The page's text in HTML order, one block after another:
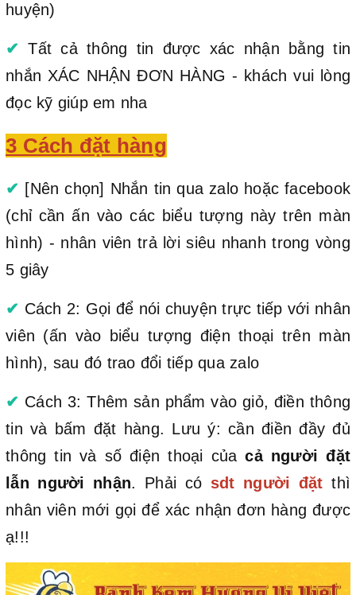
huyện)
✔ Tất cả thông tin được xác nhận bằng tin
nhắn XÁC NHẬN ĐƠN HÀNG - khách vui lòng
đọc kỹ giúp em nha
3 Cách đặt hàng
✔ [Nên chọn] Nhắn tin qua zalo hoặc facebook
(chỉ cần ấn vào các biểu tượng này trên màn
hình) - nhân viên trả lời siêu nhanh trong vòng
5 giây
✔ Cách 2: Gọi để nói chuyện trực tiếp với nhân
viên (ấn vào biểu tượng điện thoại trên màn
hình), sau đó trao đổi tiếp qua zalo
✔ Cách 3: Thêm sản phẩm vào giỏ, điền thông
tin và bấm đặt hàng. Lưu ý: cần điền đầy đủ
thông tin và số điện thoại củacả người đặt
lẫn người nhận. Phải có sdt người đặt thì
nhân viên mới gọi để xác nhận đơn hàng được
ạ!!!